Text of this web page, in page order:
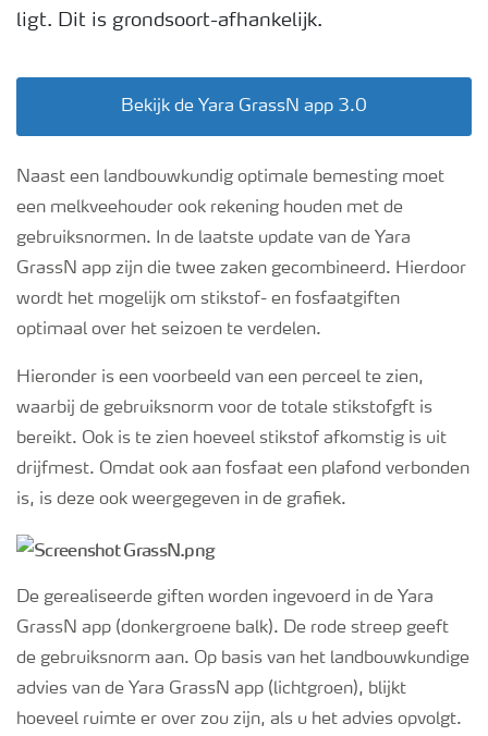
Podcasts
Webinars
ligt. Dit is grondsoort-afhankelijk.
Bekijk de Yara GrassN app 3.0
Naast een landbouwkundig optimale bemesting moet
een melkveehouder ook rekening houden met de
gebruiksnormen. In de laatste update van de Yara
GrassN app zijn die twee zaken gecombineerd. Hierdoor
wordt het mogelijk om stikstof- en fosfaatgiften
optimaal over het seizoen te verdelen.
Hieronder is een voorbeeld van een perceel te zien,
waarbij de gebruiksnorm voor de totale stikstofgft is
bereikt. Ook is te zien hoeveel stikstof afkomstig is uit
drijfmest. Omdat ook aan fosfaat een plafond verbonden
is, is deze ook weergegeven in de grafiek.
De gerealiseerde giften worden ingevoerd in de Yara
GrassN app (donkergroene balk). De rode streep geeft
de gebruiksnorm aan. Op basis van het landbouwkundige
advies van de Yara GrassN app (lichtgroen), blijkt
hoeveel ruimte er over zou zijn, als u het advies opvolgt.